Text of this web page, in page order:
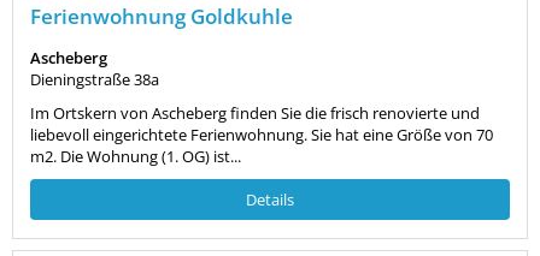
Ferienwohnung Goldkuhle
Ascheberg
Dieningstraße 38a
Im Ortskern von Ascheberg finden Sie die frisch renovierte und
liebevoll eingerichtete Ferienwohnung. Sie hat eine Größe von 70
m2. Die Wohnung (1. OG) ist...
Details